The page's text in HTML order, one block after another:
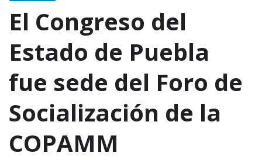
El Congreso del
Estado de Puebla
fue sede del Foro de
Socialización de la
COPAMM